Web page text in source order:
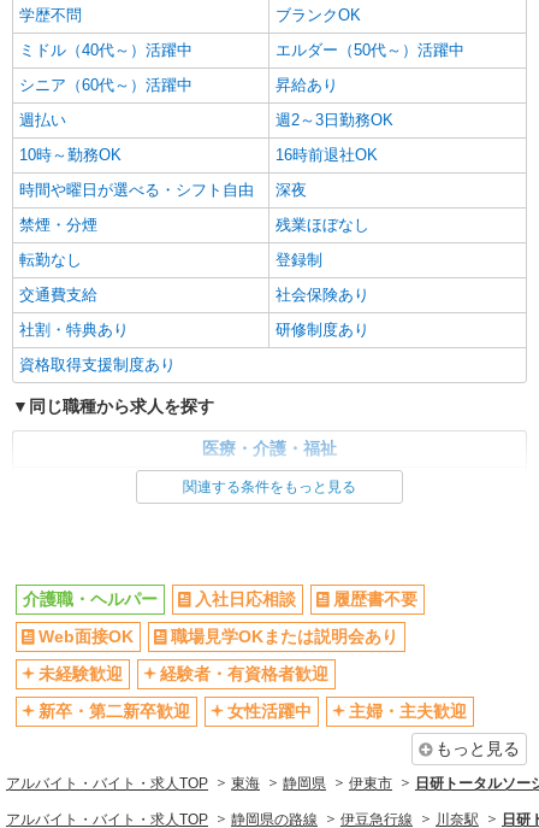
学歴不問
ブランクOK
ミドル（40代～）活躍中
エルダー（50代～）活躍中
シニア（60代～）活躍中
昇給あり
週払い
週2～3日勤務OK
10時～勤務OK
16時前退社OK
時間や曜日が選べる・シフト自由
深夜
禁煙・分煙
残業ほぼなし
転勤なし
登録制
交通費支給
社会保険あり
社割・特典あり
研修制度あり
資格取得支援制度あり
同じ職種から求人を探す
医療・介護・福祉
週2～3日勤務OK
深夜
交通費支給
社会保険あり
関連する条件をもっと見る
介護職・ヘルパー 入社日応相談
履歴書不要
Web面接OK
職場見学OKまたは説明会あり
未経験歓迎
経験者・有資格者歓迎
新卒・第二新卒歓迎
女性活躍中
主婦・主夫歓迎
もっと見る
アルバイト・バイト・求人TOP 東海 静岡県 伊東市 日研トータルソ
アルバイト・バイト・求人TOP 静岡県の路線 伊豆急行線 川奈駅 日研